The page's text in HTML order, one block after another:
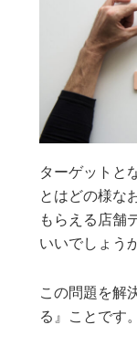
ターゲットと
とはどの様な
もらえる店舗
いいでしょう
この問題を解
る』ことです。